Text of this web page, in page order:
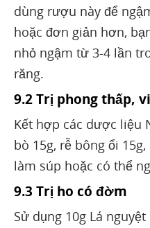
dùng rượu này để
hoặc đơn giản hơn,
nhỏ ngậm từ 3-4 lần
răng.
9.2 Trị phong thấp,
Kết hợp các dược liệu
bò 15g, rễ bông ổi
làm súp hoặc có thể
9.3 Trị ho có đờm
Sử dụng 10g Lá